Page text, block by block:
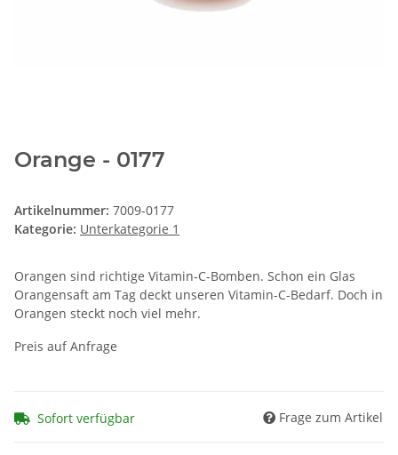
Orange - 0177
Artikelnummer: 7009-0177
Kategorie: Unterkategorie 1
Orangen sind richtige Vitamin-C-Bomben. Schon ein Glas
Orangensaft am Tag deckt unseren Vitamin-C-Bedarf. Doch in
Orangen steckt noch viel mehr.
Preis auf Anfrage
Sofort verfügbar Frage zum Artikel